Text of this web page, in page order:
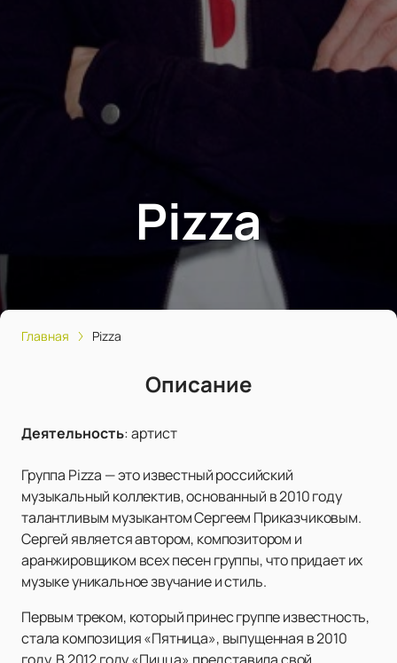
Pizza
Главная Pizza
Описание
Деятельность:артист
Группа Pizza — это известный российский
музыкальный коллектив, основанный в 2010 году
талантливым музыкантом Сергеем Приказчиковым.
Сергей является автором, композитором и
аранжировщиком всех песен группы, что придает их
музыке уникальное звучание и стиль.
Первым треком, который принес группе известность,
стала композиция «Пятница», выпущенная в 2010